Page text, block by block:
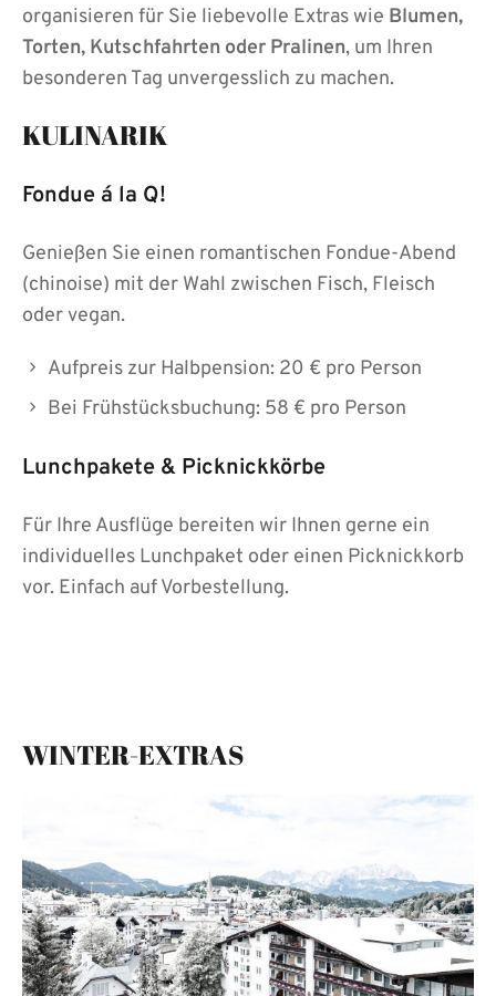
organisieren für Sie liebevolle Extras wie Blumen,
Torten, Kutschfahrten oder Pralinen, um Ihren
besonderen Tag unvergesslich zu machen.
KULINARIK
Fondue á la Q!
Genießen Sie einen romantischen Fondue-Abend
(chinoise) mit der Wahl zwischen Fisch, Fleisch
oder vegan.
Aufpreis zur Halbpension: 20 € pro Person
Bei Frühstücksbuchung: 58 € pro Person
Lunchpakete & Picknickkörbe
Für Ihre Ausflüge bereiten wir Ihnen gerne ein
individuelles Lunchpaket oder einen Picknickkorb
vor. Einfach auf Vorbestellung.
WINTER-EXTRAS